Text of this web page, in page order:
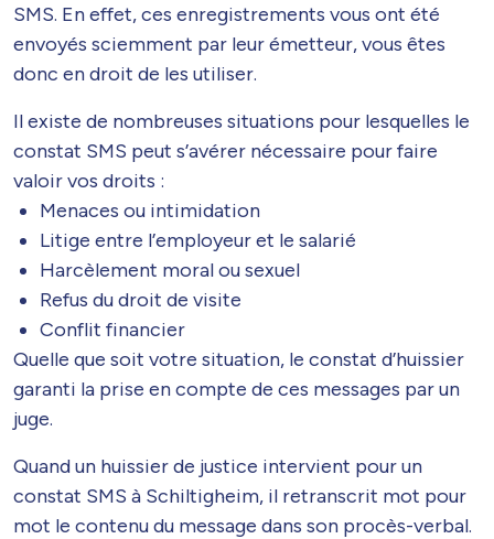
SMS. En effet, ces enregistrements vous ont été
envoyés sciemment par leur émetteur, vous êtes
donc en droit de les utiliser.
Il existe de nombreuses situations pour lesquelles le
constat SMS peut s’avérer nécessaire pour faire
valoir vos droits :
Menaces ou intimidation
Litige entre l’employeur et le salarié
Harcèlement moral ou sexuel
Refus du droit de visite
Conflit financier
Quelle que soit votre situation, le constat d’huissier
garanti la prise en compte de ces messages par un
juge.
Quand un huissier de justice intervient pour un
constat SMS à Schiltigheim, il retranscrit mot pour
mot le contenu du message dans son procès-verbal.